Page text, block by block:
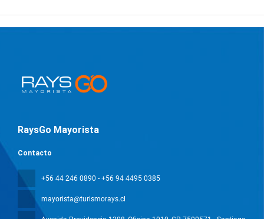
RaysGo Mayorista
Contacto
+56 44 246 0890 - +56 94 4495 0385
mayorista@turismorays.cl